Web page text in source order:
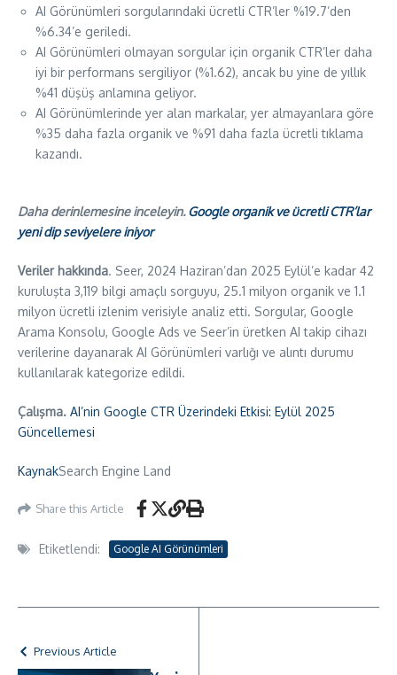
AI Görünümleri sorgularındaki ücretli CTR’ler %19.7’den
%6.34’e geriledi.
AI Görünümleri olmayan sorgular için organik CTR’ler daha
iyi bir performans sergiliyor (%1.62), ancak bu yine de yıllık
%41 düşüş anlamına geliyor.
AI Görünümlerinde yer alan markalar, yer almayanlara göre
%35 daha fazla organik ve %91 daha fazla ücretli tıklama
kazandı.
Daha derinlemesine inceleyin.Google organik ve ücretli CTR’lar
yeni dip seviyelere iniyor
Veriler hakkında. Seer, 2024 Haziran’dan 2025 Eylül’e kadar 42
kuruluşta 3,119 bilgi amaçlı sorguyu, 25.1 milyon organik ve 1.1
milyon ücretli izlenim verisiyle analiz etti. Sorgular, Google
Arama Konsolu, Google Ads ve Seer’in üretken AI takip cihazı
verilerine dayanarak AI Görünümleri varlığı ve alıntı durumu
kullanılarak kategorize edildi.
Çalışma. AI’nin Google CTR Üzerindeki Etkisi: Eylül 2025
Güncellemesi
KaynakSearch Engine Land
Share this Article
Etiketlendi: Google AI Görünümleri
Previous Article